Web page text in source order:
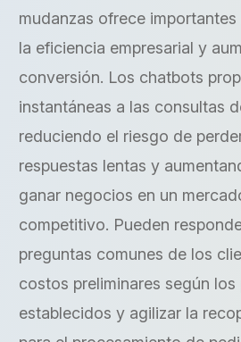
mudanzas ofrece
la eficiencia empresarial y
conversión. Los chatbots
instantáneas a las consultas
reduciendo el riesgo de
respuestas lentas y
ganar negocios en un
competitivo. Pueden
preguntas comunes de los
costos preliminares según los
establecidos y agilizar la